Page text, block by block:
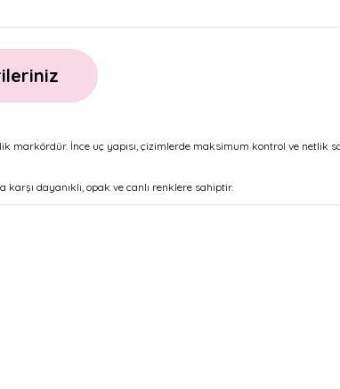
İnce uç yapısı, çizimlerde maksimum kontrol ve netlik
dayanıklı, opak ve canlı renklere sahiptir.